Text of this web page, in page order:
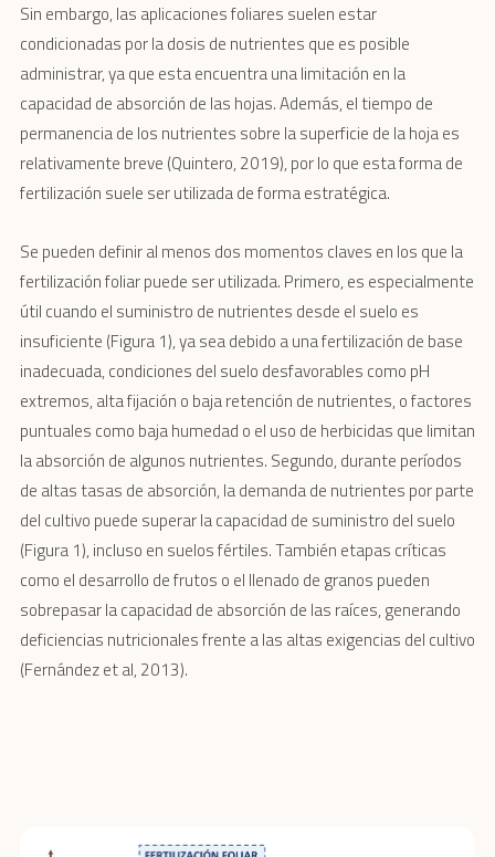
Sin embargo, las aplicaciones foliares suelen estar
condicionadas por la dosis de nutrientes que es posible
administrar, ya que esta encuentra una limitación en la
capacidad de absorción de las hojas. Además, el tiempo de
permanencia de los nutrientes sobre la superficie de la hoja es
relativamente breve (Quintero, 2019), por lo que esta forma de
fertilización suele ser utilizada de forma estratégica.
Se pueden definir al menos dos momentos claves en los que la
fertilización foliar puede ser utilizada. Primero, es especialmente
útil cuando el suministro de nutrientes desde el suelo es
insuficiente (Figura 1), ya sea debido a una fertilización de base
inadecuada, condiciones del suelo desfavorables como pH
extremos, alta fijación o baja retención de nutrientes, o factores
puntuales como baja humedad o el uso de herbicidas que limitan
la absorción de algunos nutrientes. Segundo, durante períodos
de altas tasas de absorción, la demanda de nutrientes por parte
del cultivo puede superar la capacidad de suministro del suelo
(Figura 1), incluso en suelos fértiles. También etapas críticas
como el desarrollo de frutos o el llenado de granos pueden
sobrepasar la capacidad de absorción de las raíces, generando
deficiencias nutricionales frente a las altas exigencias del cultivo
(Fernández et al, 2013).